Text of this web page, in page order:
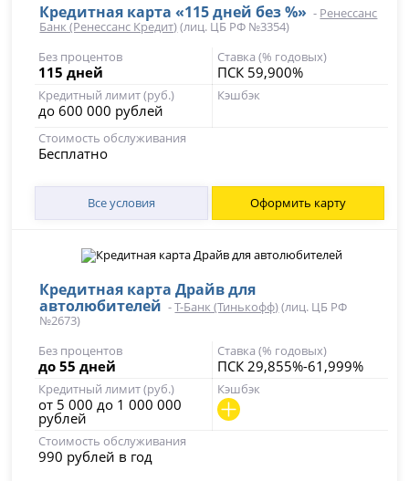
Кредитная карта «115 дней без %» - Ренессанс
Банк (Ренессанс Кредит)(лиц. ЦБ РФ №3354)
Без процентов
115 дней
Ставка (% годовых)
ПСК 59,900%
Кредитный лимит (руб.)
до 600 000 рублей
Кэшбэк
Стоимость обслуживания
Бесплатно
Все условия Оформить карту
Кредитная карта Драйв для
автолюбителей -Т-Банк (Тинькофф)(лиц. ЦБ РФ
№2673)
Без процентов
до 55 дней
Ставка (% годовых)
ПСК 29,855%-61,999%
Кредитный лимит (руб.)
от 5 000 до 1 000 000
рублей
Кэшбэк
Стоимость обслуживания
990 рублей в год